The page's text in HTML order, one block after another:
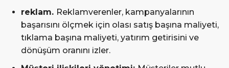
reklam. Reklamverenler, kampanyalarının
başarısını ölçmek için olası satış başına maliyeti,
tıklama başına maliyeti, yatırım getirisini ve
dönüşüm oranını izler.